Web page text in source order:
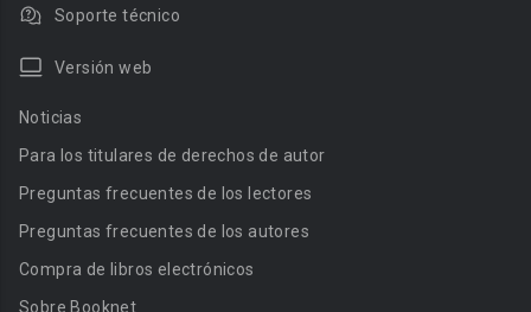
Soporte técnico
Versión web
Noticias
Para los titulares de derechos de autor
Preguntas frecuentes de los lectores
Preguntas frecuentes de los autores
Compra de libros electrónicos
Sobre Booknet